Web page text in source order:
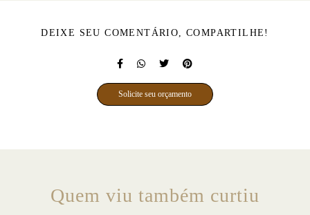
DEIXE SEU COMENTÁRIO, COMPARTILHE!
Solicite seu orçamento
Quem viu também curtiu